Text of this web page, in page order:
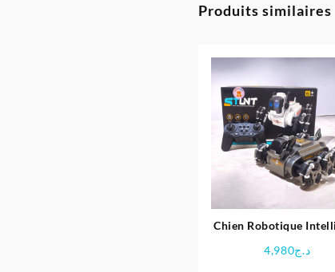
Produits similaires
Chien Robotique
د.ج4,980